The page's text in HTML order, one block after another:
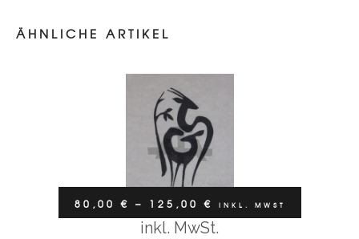
ÄHNLICHE ARTIKELREH UND REHBOCK
80,00€ – 125,00€ INKL. MWST
inkl. MwSt.